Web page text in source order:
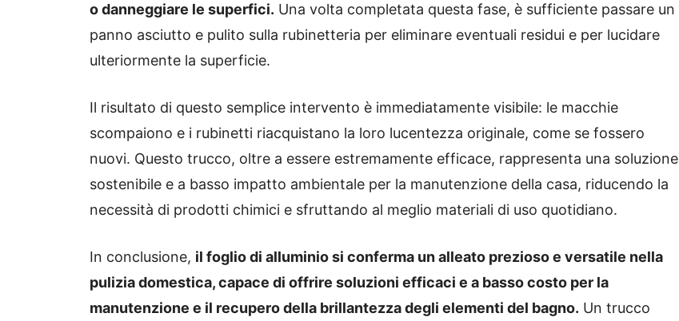
o danneggiare le superfici. Una volta completata questa fase, è sufficiente passare un
panno asciutto e pulito sulla rubinetteria per eliminare eventuali residui e per lucidare
ulteriormente la superficie.
Il risultato di questo semplice intervento è immediatamente visibile: le macchie
scompaiono e i rubinetti riacquistano la loro lucentezza originale, come se fossero
nuovi. Questo trucco, oltre a essere estremamente efficace, rappresenta una soluzione
sostenibile e a basso impatto ambientale per la manutenzione della casa, riducendo la
necessità di prodotti chimici e sfruttando al meglio materiali di uso quotidiano.
In conclusione, il foglio di alluminio si conferma un alleato prezioso e versatile nella
pulizia domestica, capace di offrire soluzioni efficaci e a basso costo per la
manutenzione e il recupero della brillantezza degli elementi del bagno. Un trucco